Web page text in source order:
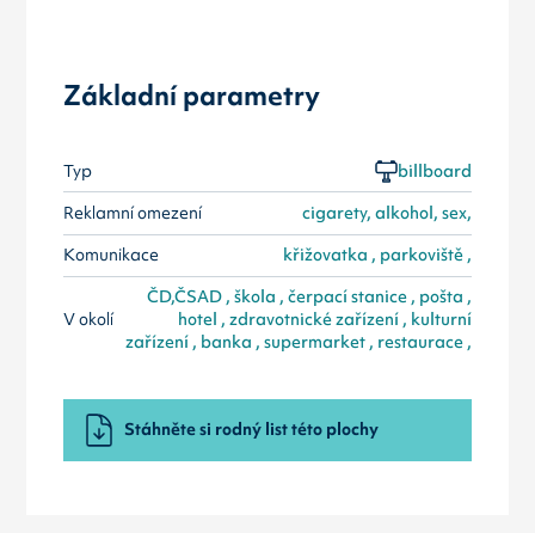
Základní parametry
Typ
billboard
Reklamní omezení
cigarety, alkohol, sex,
Komunikace
křižovatka , parkoviště ,
V okolí
ČD,ČSAD , škola , čerpací stanice , pošta ,
hotel , zdravotnické zařízení , kulturní
zařízení , banka , supermarket , restaurace ,
Stáhněte si rodný list této plochy